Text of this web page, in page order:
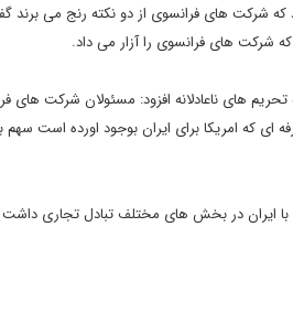
که شرکت های فرانسوی از دو نکته رنج می
شرکت های فرانسوی را آزار می داد.
های ناعادلانه افزود: مسئولان شرکت های
که امریکا برای ایران بوجود اورده است